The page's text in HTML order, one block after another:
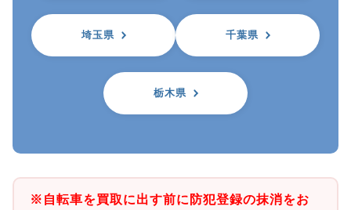
埼玉県 千葉県
栃木県
※自転車を買取に出す前に防犯登録の抹消をお